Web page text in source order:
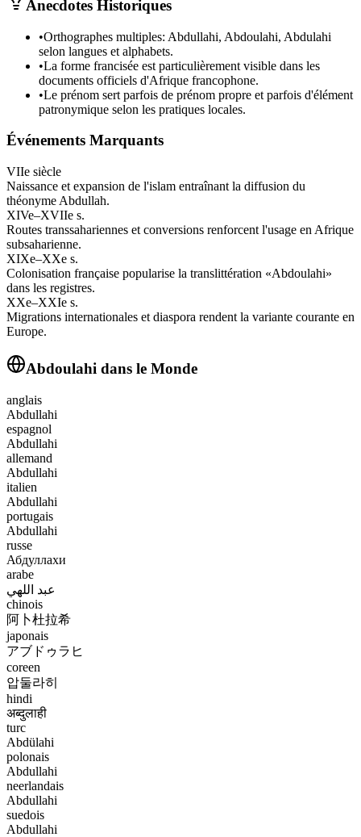
Anecdotes Historiques
•Orthographes multiples: Abdullahi, Abdoulahi, Abdulahi
selon langues et alphabets.
•La forme francisée est particulièrement visible dans les
documents officiels d'Afrique francophone.
•Le prénom sert parfois de prénom propre et parfois d'élément
patronymique selon les pratiques locales.
Événements Marquants
VIIe siècle
Naissance et expansion de l'islam entraînant la diffusion du
théonyme Abdullah.
XIVe–XVIIe s.
Routes transsahariennes et conversions renforcent l'usage en Afrique
subsaharienne.
XIXe–XXe s.
Colonisation française popularise la translittération «Abdoulahi»
dans les registres.
XXe–XXIe s.
Migrations internationales et diaspora rendent la variante courante en
Europe.
Abdoulahi dans le Monde
anglais
Abdullahi
espagnol
Abdullahi
allemand
Abdullahi
italien
Abdullahi
portugais
Abdullahi
russe
Абдуллахи
arabe
عبد اللهي
chinois
阿卜杜拉希
japonais
アブドゥラヒ
coreen
압둘라히
hindi
अब्दुलाही
turc
Abdülahi
polonais
Abdullahi
neerlandais
Abdullahi
suedois
Abdullahi